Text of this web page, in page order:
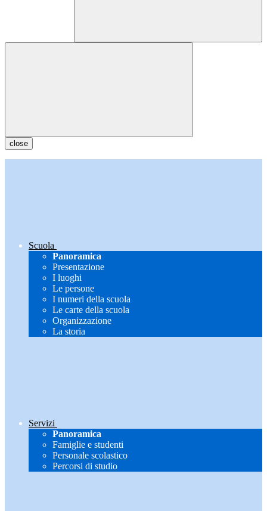
close
Scuola
Panoramica
Presentazione
I luoghi
Le persone
I numeri della scuola
Le carte della scuola
Organizzazione
La storia
Servizi
Panoramica
Famiglie e studenti
Personale scolastico
Percorsi di studio